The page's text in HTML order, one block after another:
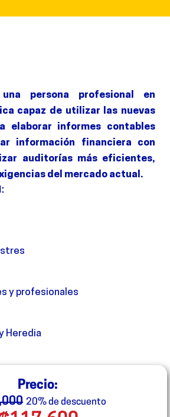
persona profesional en
capaz de utilizar las nuevas
elaborar informes contables
información financiera con
auditorías más eficientes,
del mercado actual.
y profesionales
Heredia
Precio:
20% de descuento